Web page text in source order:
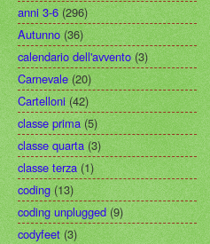
anni 3-6 (296)
Autunno (36)
calendario dell'avvento (3)
Carnevale (20)
Cartelloni (42)
classe prima (5)
classe quarta (3)
classe terza (1)
coding (13)
coding unplugged (9)
codyfeet (3)